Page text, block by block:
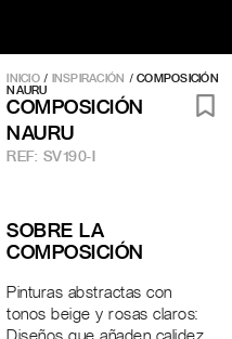
INICIO/ INSPIRACIÓN / COMPOSICIÓN
NAURU
COMPOSICIÓN
NAURU
REF: SV190-I
SOBRE LA
COMPOSICIÓN
Pinturas abstractas con
tonos beige y rosas claros: